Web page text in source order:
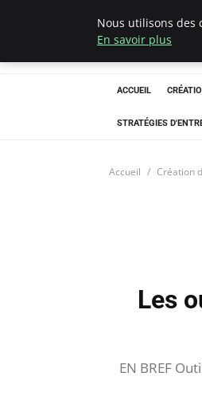
ACCUEIL
STRATÉGIES
Accueil Création
Les
EN BREF
Nous utilisons des
En savoir plus